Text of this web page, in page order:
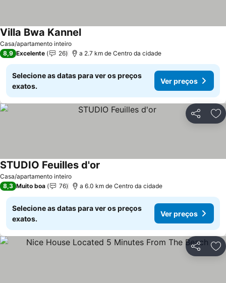
Casa/apartamento inteiro
Villa Bwa Kannel
8,9 Excelente 26 a 2.7 km de Centro da cidade
Selecione as datas para ver os preços
exatos.
Ver preços
Partilhar
Casa/apartamento inteiro
STUDIO Feuilles d'or
8,3 Muito boa 76 a 6.0 km de Centro da cidade
Selecione as datas para ver os preços
exatos.
Ver preços
Partilhar